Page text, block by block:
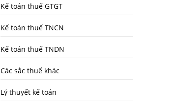
Kế toán thuế GTGT
Kế toán thuế TNCN
Kế toán thuế TNDN
Các sắc thuế khác
Lý thuyết kế toán